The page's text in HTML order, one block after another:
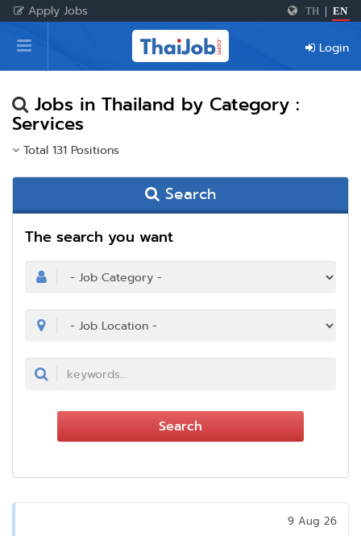
Apply Jobs TH EN
Home
Login
Register
Login
Jobs in Thailand by Category :
Services
Total 131 Positions
Search
The search you want
Search
9 Aug 26